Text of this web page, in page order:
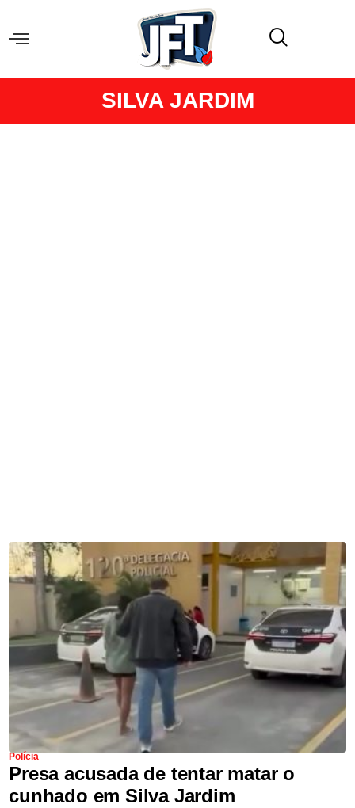
SILVA JARDIM
Polícia
Presa acusada de tentar matar o
cunhado em Silva Jardim